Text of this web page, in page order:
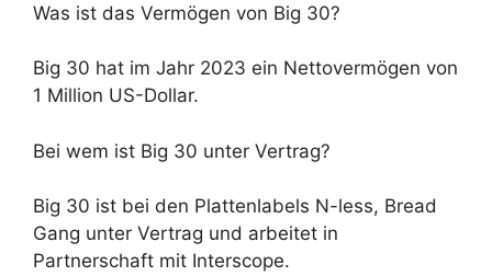
Was ist das Vermögen von Big 30?
Big 30 hat im Jahr 2023 ein Nettovermögen von
1 Million US-Dollar.
Bei wem ist Big 30 unter Vertrag?
Big 30 ist bei den Plattenlabels N-less, Bread
Gang unter Vertrag und arbeitet in
Partnerschaft mit Interscope.